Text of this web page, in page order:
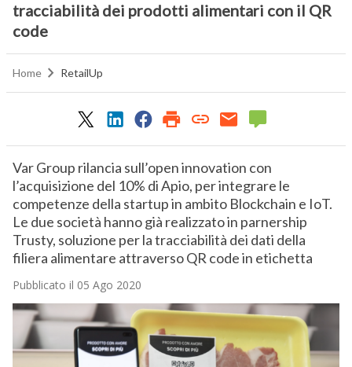
tracciabilità dei prodotti alimentari con il QR
code
Home RetailUp
Var Group rilancia sull’open innovation con
l’acquisizione del 10% di Apio, per integrare le
competenze della startup in ambito Blockchain e IoT.
Le due società hanno già realizzato in parnership
Trusty, soluzione per la tracciabilità dei dati della
filiera alimentare attraverso QR code in etichetta
Pubblicato il 05 Ago 2020